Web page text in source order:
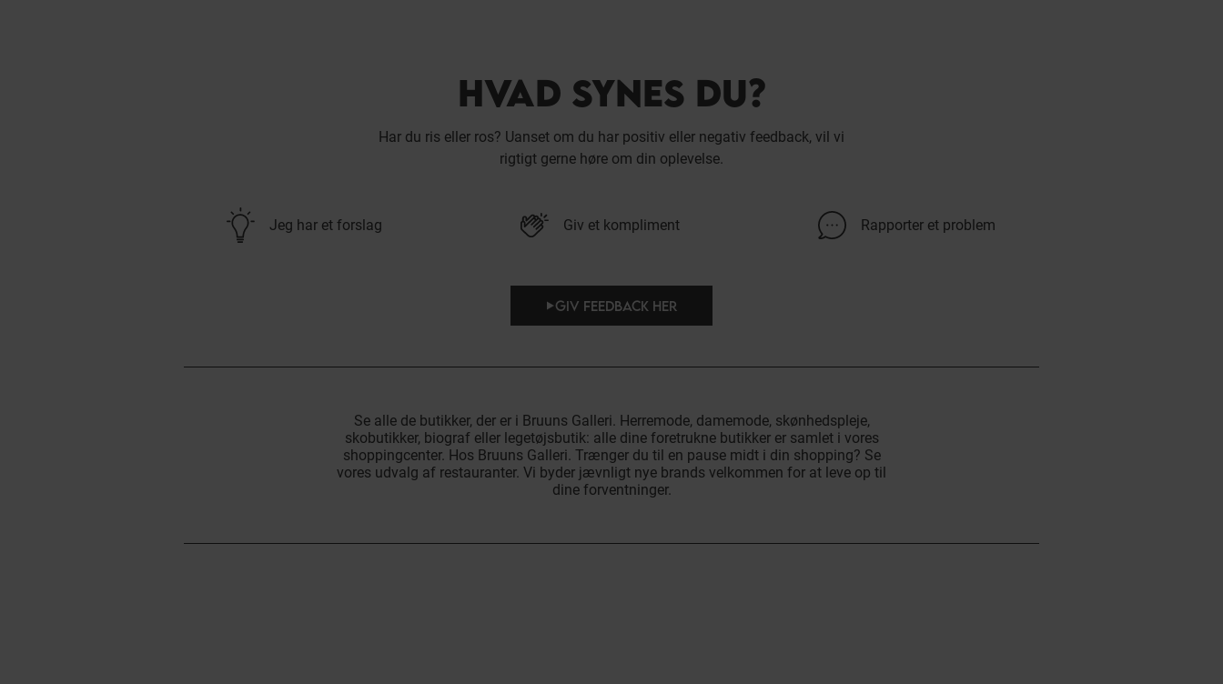
HVAD SYNES DU?
Har du ris eller ros? Uanset om du har positiv eller negativ feedback, vil vi
rigtigt gerne høre om din oplevelse.
Jeg har et forslag Giv et kompliment Rapporter et problem
GIV FEEDBACK HER
Se alle de butikker, der er i Bruuns Galleri. Herremode, damemode, skønhedspleje,
skobutikker, biograf eller legetøjsbutik: alle dine foretrukne butikker er samlet i vores
shoppingcenter. Hos Bruuns Galleri. Trænger du til en pause midt i din shopping? Se
vores udvalg af restauranter. Vi byder jævnligt nye brands velkommen for at leve op til
dine forventninger.